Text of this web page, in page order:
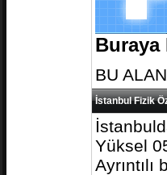
Buraya
BU
İstanbul Fizik
Yüksel